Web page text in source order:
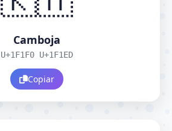
Camboja
U+1F1F0 U+1F1ED
Copiar